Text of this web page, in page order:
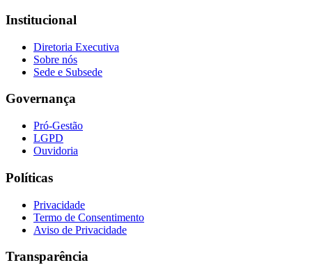
Institucional
Diretoria Executiva
Sobre nós
Sede e Subsede
Governança
Pró-Gestão
LGPD
Ouvidoria
Políticas
Privacidade
Termo de Consentimento
Aviso de Privacidade
Transparência